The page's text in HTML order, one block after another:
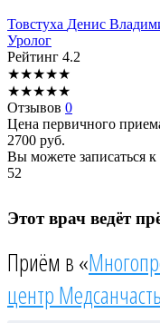
Товстуха Денис
Уролог
Рейтинг 4.2
★★★★★
★★★★★
Отзывов 0
Цена первичного
2700 руб.
Вы можете записаться
52
Этот врач ведёт
Приём в «
центр